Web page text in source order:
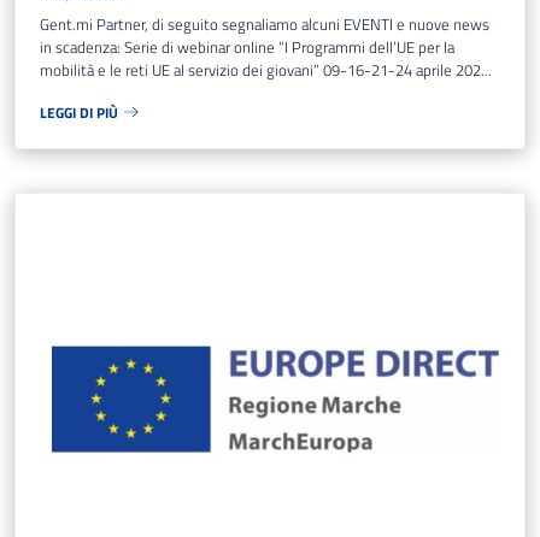
Gent.mi Partner, di seguito segnaliamo alcuni EVENTI e nuove news
in scadenza: Serie di webinar online “I Programmi dell’UE per la
mobilità e le reti UE al servizio dei giovani” 09-16-21-24 aprile 202...
LEGGI DI PIÙ